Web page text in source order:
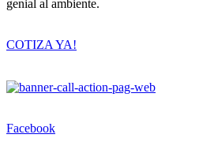
genial al ambiente.
COTIZA YA!
Facebook